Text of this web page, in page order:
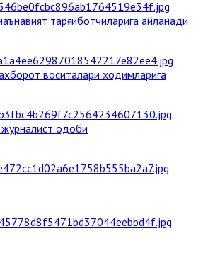
тарғиботчиларига айланади
воситалари ходимларига
одоби